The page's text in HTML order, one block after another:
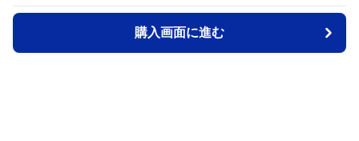
購入画面に進む
購入画面に進む